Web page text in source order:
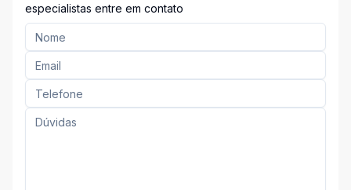
especialistas entre em contato